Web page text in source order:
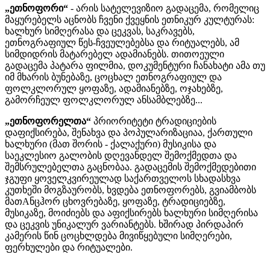
„ეთნოფორი“ - არის სატელევიზიო გადაცემა, რომელიც
მაყურებელს აცნობს ჩვენი ქვეყნის ეთნიკურ კულტურას:
ხალხურ სიმღერასა და ცეკვას, საკრავებს,
ეთნოგრაფიულ წეს-ჩვეულებებსა და რიტუალებს, ამ
სიმდიდრის მატარებელ ადამიანებს. თითოეული
გადაცემა პატარა ფილმია, დოკუმენტური ჩანახატი ამა თუ
იმ მხარის ბუნებაზე, ცოცხალ ეთნოგრაფიულ და
ფოლკლორულ ყოფაზე, ადამიანებზე, ოჯახებზე,
გამორჩეულ ფოლკლორულ ანსამბლებზე...
„ეთნოფორელთა“ პრიორიტეტი ტრადიციების
დაფიქსირება, შენახვა და პოპულარიზაციაა, ქართული
ხალხური (მათ შორის - ქალაქური) მუსიკისა და
საეკლესიო გალობის დღევანდელ შემოქმედთა და
შემსრულებელთა გაცნობაა. გადაცემის შემოქმედებითი
ჯგუფი ყოველკვირეულად საქართველოს სხადასხვა
კუთხეში მოგზაურობს, ხვდება ეთნოფორებს, გვიამბობს
მათAნცჰორ ცხოვრებაზე, ყოფაზე, ტრადიციებზე,
მუსიკაზე, მოიძიებს და აფიქსირებს ხალხური სიმღერისა
და ცეკვის უნიკალურ ვარიანტებს. ხშირად პირდაპირ
კამერის წინ ცოცხლდება მივიწყებული სიმღერები,
ფერხულები და რიტუალები.